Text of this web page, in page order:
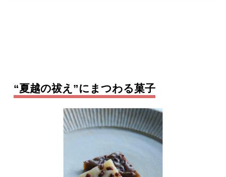
“夏越の祓え”にまつわる菓子